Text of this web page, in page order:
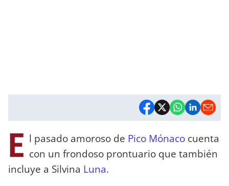
E l pasado amoroso de Pico Mónaco cuenta
con un frondoso prontuario que también
incluye a Silvina Luna.